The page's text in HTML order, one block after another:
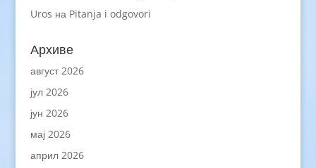
Uros на Pitanja i odgovori
Архиве
август 2026
јул 2026
јун 2026
мај 2026
април 2026